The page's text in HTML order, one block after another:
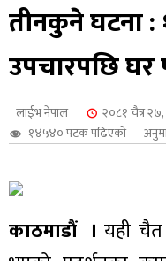
तीनकुने घटना
उपचारपछि घर
लाईभ नेपाल
२०८१ चैत्र
१४५४० पटक पढिएको
काठमाडौं । यही